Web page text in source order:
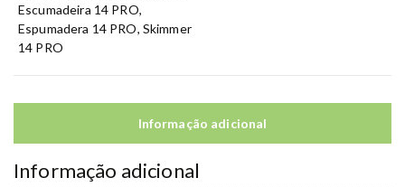
Escumadeira 14 PRO,
Espumadera 14 PRO, Skimmer
14 PRO
Informação adicional
Informação adicional